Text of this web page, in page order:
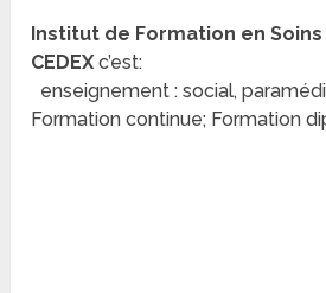
Institut de Formation en Soins
CEDEX c’est:
enseignement : social,
Formation continue; Formation